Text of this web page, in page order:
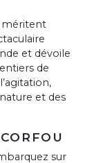
méritent
et dévoile
de
et des
sur